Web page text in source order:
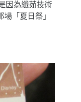
因為纖茹技術
「夏日祭」